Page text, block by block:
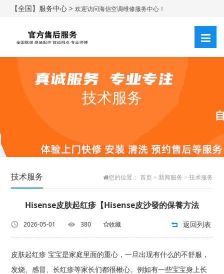
【全国】服务中心 >欢迎访问海信空调维修服务中心！
技术服务
技术服务 您的位置： 首页> 新闻服务 > 技术服务
Hisense皮肤起红疹【Hisense皮沙發的保養方法
2026-05-01 380 收藏 返回列表
皮肤起红疹 宝宝是家庭里面的重心，一旦出现有什么的不舒服，
发烧、感冒、长红疹等家长们都很楸心。例如有一些宝宝身上长